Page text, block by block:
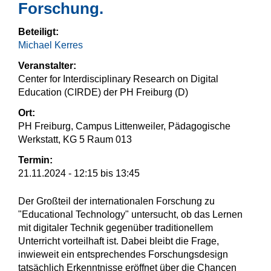
Forschung.
Beteiligt:
Michael Kerres
Veranstalter:
Center for Interdisciplinary Research on Digital
Education (CIRDE) der PH Freiburg (D)
Ort:
PH Freiburg, Campus Littenweiler, Pädagogische
Werkstatt, KG 5 Raum 013
Termin:
21.11.2024 - 12:15 bis 13:45
Der Großteil der internationalen Forschung zu
"Educational Technology" untersucht, ob das Lernen
mit digitaler Technik gegenüber traditionellem
Unterricht vorteilhaft ist. Dabei bleibt die Frage,
inwieweit ein entsprechendes Forschungsdesign
tatsächlich Erkenntnisse eröffnet über die Chancen